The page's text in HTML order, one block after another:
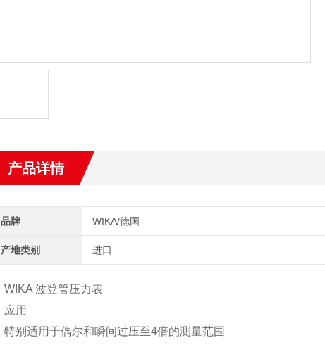
产品详情
品牌 WIKA/德国
产地类别 进口
WIKA 波登管压力表
应用
特别适用于偶尔和瞬间过压至4倍的测量范围